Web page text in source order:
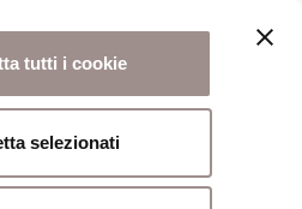
tutti i cookie
selezionati
Alti Studi